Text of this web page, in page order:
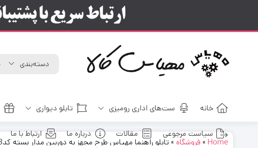
خانه ست‌های اداری رومیزی تابلو دیواری
سیاست مرجوعی مقالات درباره ما ارتباط با ما
Home
»فروشگاه »تابلو راهنما مهیاس طرح مجهز به دوربین مدار بسته کدof-8